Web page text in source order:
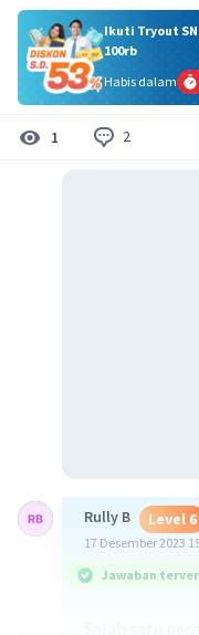
Ikuti Tryout
100rb
Habis dalam
1 2
Rully B Level 6
17 Desember 2023
Jawaban